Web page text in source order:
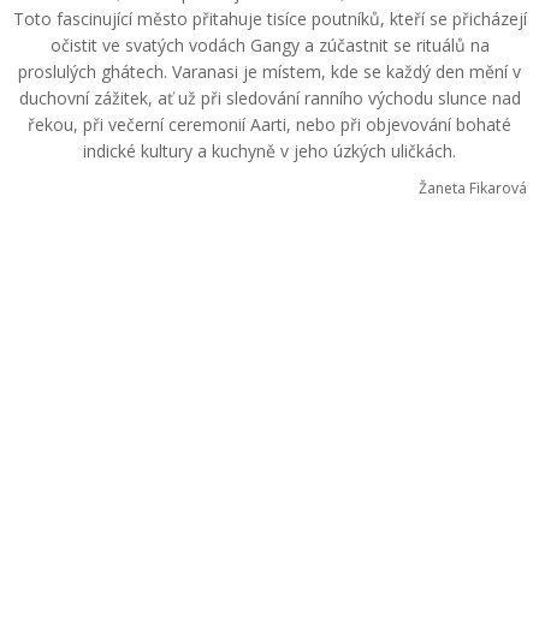
Toto fascinující město přitahuje tisíce poutníků, kteří se přicházejí
očistit ve svatých vodách Gangy a zúčastnit se rituálů na
proslulých ghátech. Varanasi je místem, kde se každý den mění v
duchovní zážitek, ať už při sledování ranního východu slunce nad
řekou, při večerní ceremonií Aarti, nebo při objevování bohaté
indické kultury a kuchyně v jeho úzkých uličkách.
Žaneta Fikarová